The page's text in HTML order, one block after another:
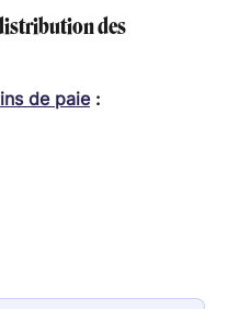
des
de paie :